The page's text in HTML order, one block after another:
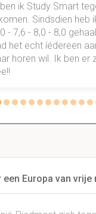
ik Study Smart
Sindsdien heb
- 7,6 - 8,0 - 8,0
het echt íédereen
horen wil. Ik ben er
Europa van vrije